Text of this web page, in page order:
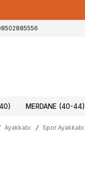
MERDANE (40-44)
Ayakkabı / Spor Ayakkabı